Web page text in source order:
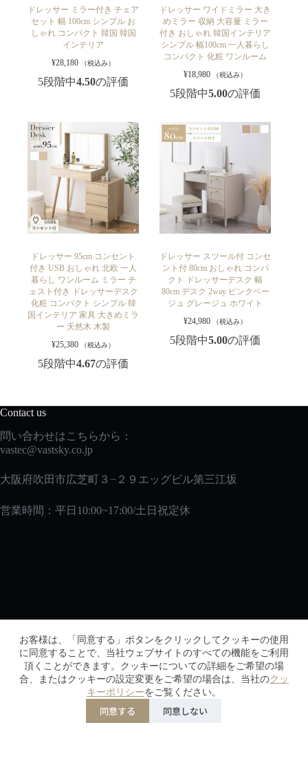
お客様は、「同意する」ボタンをクリックしてクッキーの使用
に同意することで、当社ウェブサイトのすべての機能をご利用
頂くことができます。クッキーについての詳細をご希望の場
合、またはクッキーの設定変更をご希望の場合は、当社のクッ
キーポリシーをご覧ください。
同意する 同意しない
ドレッサー ミラー付き チェア
セット 幅 100cm シンプル お
しゃれ コンパクト 韓国 韓国
インテリア
¥28,180 （税込み）
5段階中4.50の評価
ドレッサー ワイドミラー 大き
めミラー 収納 大容量 ミラー
付き おしゃれ 韓国インテリア
シンプル 幅100cm 一人暮らし
コンパクト 化粧 ワンルーム
¥18,980 （税込み）
5段階中5.00の評価
ドレッサー 95cm コンセント
付き USB おしゃれ 北欧 一人
暮らし ワンルーム ミラー チ
ェスト付き ドレッサーデスク
化粧 コンパクト シンプル 韓
国インテリア 家具 大きめミラ
ー 天然木 木製
¥25,380 （税込み）
5段階中4.67の評価
ドレッサー スツール付 コンセ
ント付 80cm おしゃれ コンパ
クト ドレッサーデスク 幅
80cm デスク 2way ピンクベー
ジュ グレージュ ホワイト
¥24,980 （税込み）
5段階中5.00の評価
Contact us
問い合わせはこちらから：
vastec@vastsky.co.jp
大阪府吹田市広芝町３−２９エッグビル第三江坂
営業時間：平日10:00~17:00/土日祝定休
メルマガに登録して、初回購入時に10％オフの特典を
ゲットしよう！